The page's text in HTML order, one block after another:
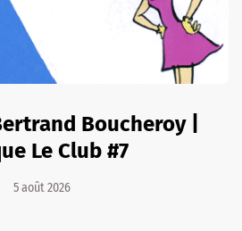
Boucheroy |
Le Club #7
5 août 2026